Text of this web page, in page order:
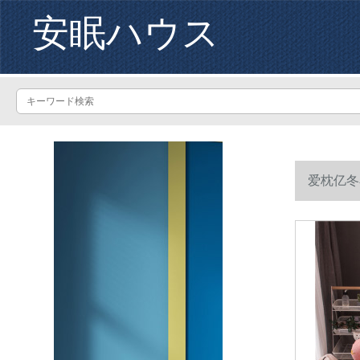
安眠ハウス
爱枕亿
150*200